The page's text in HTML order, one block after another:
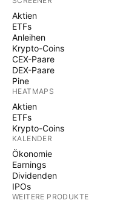
Aktien
ETFs
Anleihen
Krypto-Coins
CEX-Paare
DEX-Paare
Pine
HEATMAPS
Aktien
ETFs
Krypto-Coins
KALENDER
Ökonomie
Earnings
Dividenden
IPOs
WEITERE PRODUKTE